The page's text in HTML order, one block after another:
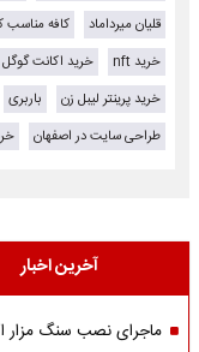
قلیان میرداماد
کافه مناسب
خرید nft
خرید اکانت گوگل
خرید پرینتر لیبل زن
باربری
طراحی سایت در اصفهان
آخرین اخبار
ماجرای نصب سنگ مزار